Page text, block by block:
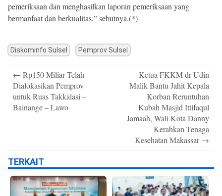
pemeriksaan dan menghasilkan laporan pemeriksaan yang
bermanfaat dan berkualitas,” sebutnya.(*)
Diskominfo Sulsel Pemprov Sulsel
navigation
← Rp150 Miliar Telah
Dialokasikan Pemprov
untuk Ruas Takkalasi –
Bainange – Lawo
Ketua FKKM dr Udin
Malik Bantu Jahit Kepala
Korban Reruntuhan
Kubah Masjid Ittifaqul
Jamaah, Wali Kota Danny
Kerahkan Tenaga
Kesehatan Makassar→
TERKAIT